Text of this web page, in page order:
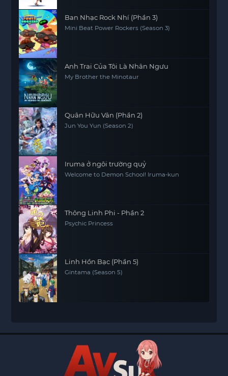
Ban Nhạc Rock Nhí (Phần 3)
Mini Beat Power Rockers (Season 3)
Anh Trai Của Tôi Là Nhân Ngưu
My Brother the Minotaur
Quân Hữu Vân (Phần 2)
Jun You Yun (Season 2)
Iruma ở ngôi trường quỷ
Welcome to Demon School! Iruma-kun
Thông Linh Phi - Phần 2
Psychic Princess
Linh Hồn Bạc (Phần 5)
Gintama (Season 5)